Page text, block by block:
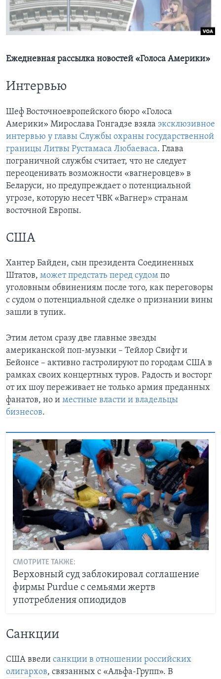
Learning English
Языки
Ежедневная рассылка новостей «Голоса Америки»
Интервью
Шеф Восточноевропейского бюро «Голоса
Америки» Мирослава Гонгадзе взяла эксклюзивное
интервью у главы Службы охраны государственной
границы Литвы Рустамаса Любаеваса. Глава
пограничной службы считает, что не следует
переоценивать возможности «вагнеровцев» в
Беларуси, но предупреждает о потенциальной
угрозе, которую несет ЧВК «Вагнер» странам
восточной Европы.
США
Хантер Байден, сын президента Соединенных
Штатов, может предстать перед судом по
уголовным обвинениям после того, как переговоры
с судом о потенциальной сделке о признании вины
зашли в тупик.
Этим летом сразу две главные звезды
американской поп-музыки – Тейлор Свифт и
Бейонсе – активно гастролируют по городам США в
рамках своих концертных туров. Радость и восторг
от их шоу переживает не только армия преданных
фанатов, но и местные власти и владельцы
бизнесов.
СМОТРИТЕ ТАКЖЕ:
Верховный суд заблокировал соглашение
фирмы Purdue с семьями жертв
употребления опиодидов
Санкции
США ввели санкции в отношении российских
олигархов, связанных с «Альфа-Групп». В